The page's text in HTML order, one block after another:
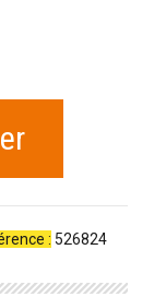
: 526824